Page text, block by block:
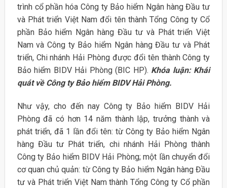
trình cổ phần hóa Công ty Bảo hiểm Ngân hàng Đầu tư
và Phát triển Việt Nam đổi tên thành Tổng Công ty Cổ
phần Bảo hiểm Ngân hàng Đầu tư và Phát triển Việt
Nam và Công ty Bảo hiểm Ngân hàng Đầu tư và Phát
triển, Chi nhánh Hải Phòng được đổi tên thành Công ty
Bảo hiểm BIDV Hải Phòng (BIC HP). Khóa luận: Khái
quát về Công ty Bảo hiểm BIDV Hải Phòng.
Như vậy, cho đến nay Công ty Bảo hiểm BIDV Hải
Phòng đã có hơn 14 năm thành lập, trưởng thành và
phát triển, đã 1 lần đổi tên: từ Công ty Bảo hiểm Ngân
hàng Đầu tư Phát triển, chi nhánh Hải Phòng thành
Công ty Bảo hiểm BIDV Hải Phòng; một lần chuyển đổi
cơ quan chủ quản: từ Công ty Bảo hiểm Ngân hàng Đầu
tư và Phát triển Việt Nam thành Tổng Công ty Cổ phần